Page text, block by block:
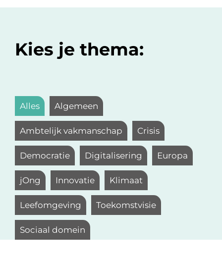
Kies je thema:
Alles Algemeen
Ambtelijk vakmanschap Crisis
Democratie Digitalisering Europa
jOng Innovatie Klimaat
Leefomgeving Toekomstvisie
Sociaal domein